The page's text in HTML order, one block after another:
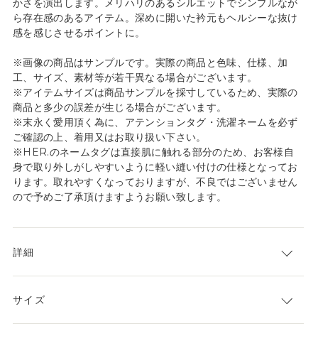
かさを演出します。メリハリのあるシルエットでシンプルなが
ら存在感のあるアイテム。深めに開いた衿元もヘルシーな抜け
感を感じさせるポイントに。
※画像の商品はサンプルです。実際の商品と色味、仕様、加
工、サイズ、素材等が若干異なる場合がございます。
※アイテムサイズは商品サンプルを採寸しているため、実際の
商品と多少の誤差が生じる場合がございます。
※末永く愛用頂く為に、アテンションタグ・洗濯ネームを必ず
ご確認の上、着用又はお取り扱い下さい。
※HER.のネームタグは直接肌に触れる部分のため、お客様自
身で取り外しがしやすいように軽い縫い付けの仕様となってお
ります。取れやすくなっておりますが、不良ではございません
ので予めご了承頂けますようお願い致します。
詳細
サイズ